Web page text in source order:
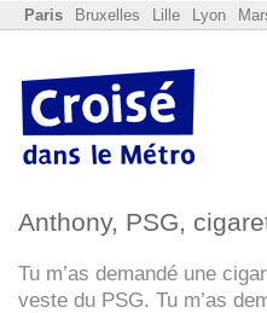
Paris Bruxelles Lille Lyon
Anthony, PSG,
Tu m’as demandé une
veste du PSG. Tu m’as